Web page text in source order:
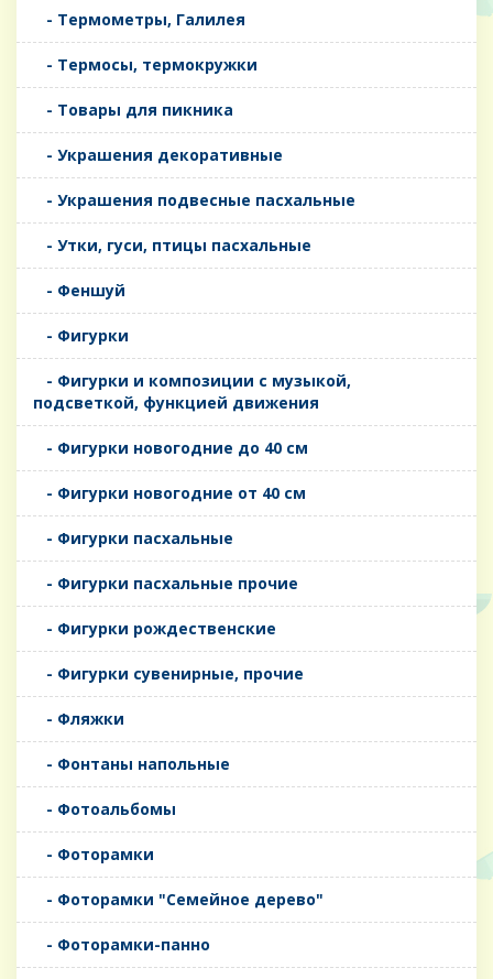
- Термометры, Галилея
- Термосы, термокружки
- Товары для пикника
- Украшения декоративные
- Украшения подвесные пасхальные
- Утки, гуси, птицы пасхальные
- Феншуй
- Фигурки
- Фигурки и композиции с музыкой,
подсветкой, функцией движения
- Фигурки новогодние до 40 см
- Фигурки новогодние от 40 см
- Фигурки пасхальные
- Фигурки пасхальные прочие
- Фигурки рождественские
- Фигурки сувенирные, прочие
- Фляжки
- Фонтаны напольные
- Фотоальбомы
- Фоторамки
- Фоторамки "Семейное дерево"
- Фоторамки-панно